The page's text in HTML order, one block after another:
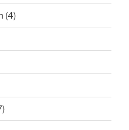
(4)